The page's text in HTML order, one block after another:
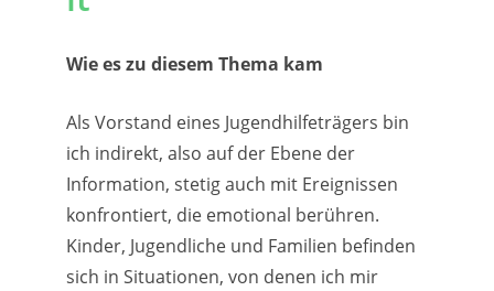
Wie es zu diesem Thema kam
Als Vorstand eines Jugendhilfeträgers bin
ich indirekt, also auf der Ebene der
Information, stetig auch mit Ereignissen
konfrontiert, die emotional berühren.
Kinder, Jugendliche und Familien befinden
sich in Situationen, von denen ich mir